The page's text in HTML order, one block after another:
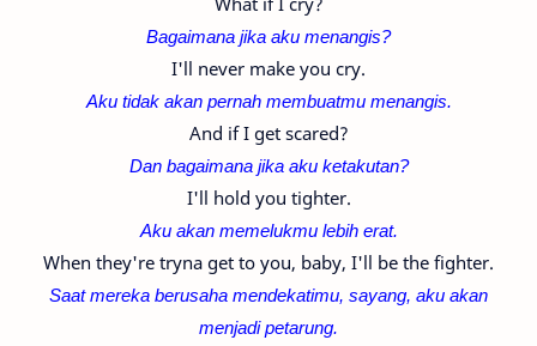
Bagaimana jika aku menangis?
I'll never make you cry.
Aku tidak akan pernah membuatmu menangis.
And if I get scared?
Dan bagaimana jika aku ketakutan?
I'll hold you tighter.
Aku akan memelukmu lebih erat.
When they're tryna get to you, baby, I'll be the fighter.
Saat mereka berusaha mendekatimu, sayang, aku akan
menjadi petarung.